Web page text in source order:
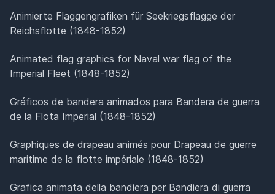
Animierte Flaggengrafiken für Seekriegsflagge der
Reichsflotte (1848-1852)
Animated flag graphics for Naval war flag of the
Imperial Fleet (1848-1852)
Gráficos de bandera animados para Bandera de guerra
de la Flota Imperial (1848-1852)
Graphiques de drapeau animés pour Drapeau de guerre
maritime de la flotte impériale (1848-1852)
Grafica animata della bandiera per Bandiera di guerra